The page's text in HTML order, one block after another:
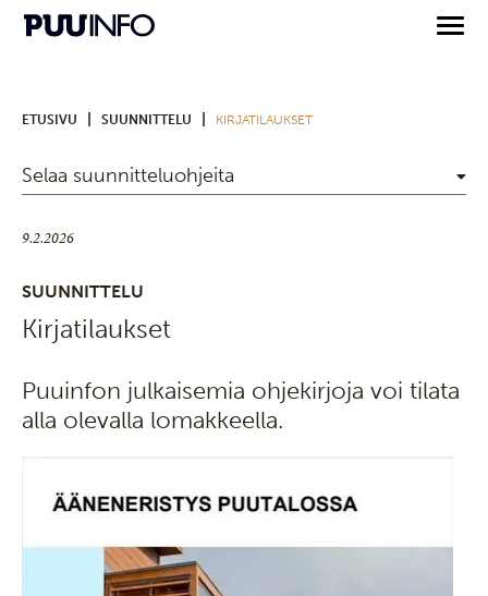
ETUSIVU SUUNNITTELU KIRJATILAUKSET
Selaa suunnitteluohjeita
9.2.2026
SUUNNITTELU
Kirjatilaukset
Puuinfon julkaisemia ohjekirjoja voi tilata
alla olevalla lomakkeella.